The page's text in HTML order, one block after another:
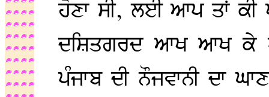
ਹੋਣਾ ਸੀ, ਲਈ ਆਪ ਤਾਂ
ਦਸ਼ਿਤਗਰਦ ਆਖ ਆਖ ਕੇ
ਪੰਜਾਬ ਦੀ ਨੌਜਵਾਨੀ ਦਾ